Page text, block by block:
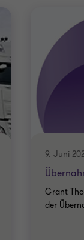
9. Juni
Grant
der